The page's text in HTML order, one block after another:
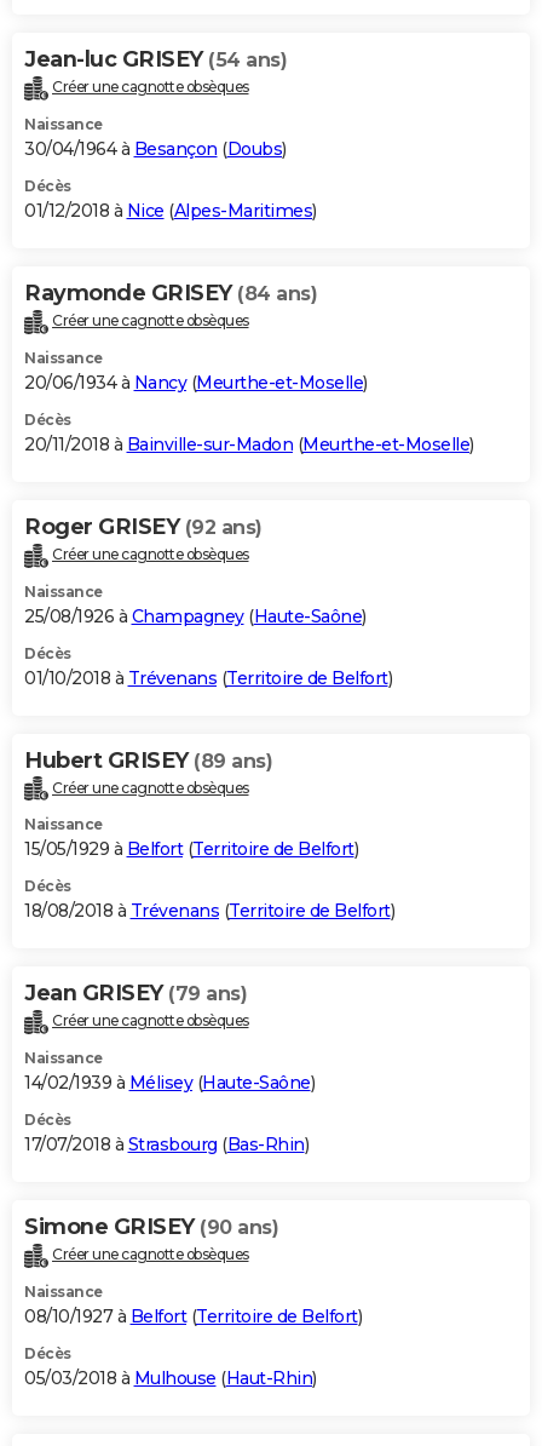
Jean-luc GRISEY (54 ans)
Créer une cagnotte obsèques
Naissance
30/04/1964 à Besançon (Doubs)
Décès
01/12/2018 à Nice (Alpes-Maritimes)
Raymonde GRISEY (84 ans)
Créer une cagnotte obsèques
Naissance
20/06/1934 à Nancy(Meurthe-et-Moselle)
Décès
20/11/2018 à Bainville-sur-Madon (Meurthe-et-Moselle)
Roger GRISEY (92 ans)
Créer une cagnotte obsèques
Naissance
25/08/1926 à Champagney(Haute-Saône)
Décès
01/10/2018 à Trévenans (Territoire de Belfort)
Hubert GRISEY (89 ans)
Créer une cagnotte obsèques
Naissance
15/05/1929 à Belfort(Territoire de Belfort)
Décès
18/08/2018 à Trévenans (Territoire de Belfort)
Jean GRISEY (79 ans)
Créer une cagnotte obsèques
Naissance
14/02/1939 à Mélisey(Haute-Saône)
Décès
17/07/2018 à Strasbourg (Bas-Rhin)
Simone GRISEY (90 ans)
Créer une cagnotte obsèques
Naissance
08/10/1927 à Belfort(Territoire de Belfort)
Décès
05/03/2018 à Mulhouse (Haut-Rhin)